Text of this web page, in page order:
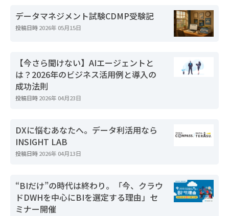
データマネジメント試験CDMP受験記
投稿日時2026年 05月15日
【今さら聞けない】AIエージェントと
は？2026年のビジネス活用例と導入の
成功法則
投稿日時2026年 04月23日
DXに悩むあなたへ。データ利活用なら
INSIGHT LAB
投稿日時2026年 04月13日
“BIだけ”の時代は終わり。「今、クラウ
ドDWHを中心にBIを選定する理由」セ
ミナー開催